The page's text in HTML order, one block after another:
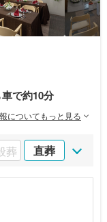
車で約10分
についてもっと見る
葬 直葬